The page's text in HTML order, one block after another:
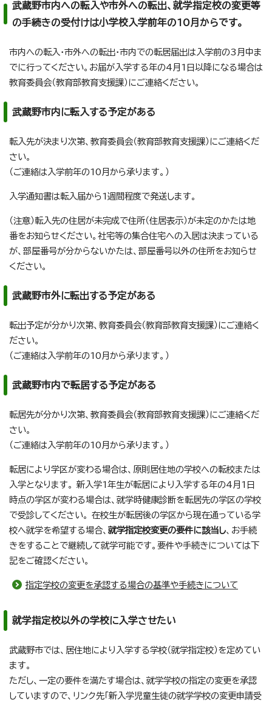
武蔵野市内への転入や市外への転出、就学指定校の変更等
の手続きの受付けは小学校入学前年の10月からです。
市内への転入・市外への転出・市内での転居届出は入学前の3月中ま
でに行ってください。お届が入学する年の4月1日以降になる場合は
教育委員会（教育部教育支援課）にご連絡ください。
武蔵野市内に転入する予定がある
転入先が決まり次第、教育委員会（教育部教育支援課）にご連絡くだ
さい。
（ご連絡は入学前年の10月から承ります。）
入学通知書は転入届から1週間程度で発送します。
（注意）転入先の住居が未完成で住所（住居表示）が未定のかたは地
番をお知らせください。社宅等の集合住宅への入居は決まっている
が、部屋番号が分からないかたは、部屋番号以外の住所をお知らせ
ください。
武蔵野市外に転出する予定がある
転出予定が分かり次第、教育委員会（教育部教育支援課）にご連絡く
ださい。
（ご連絡は入学前年の10月から承ります。）
武蔵野市内で転居する予定がある
転居先が分かり次第、教育委員会（教育部教育支援課）にご連絡くだ
さい。
（ご連絡は入学前年の10月から承ります。）
転居により学区が変わる場合は、原則居住地の学校への転校または
入学となります。 新入学1年生が転居により入学する年の4月1日
時点の学区が変わる場合は、就学時健康診断を転居先の学区の学校
で受診してください。 在校生が転居後の学区から現在通っている学
校へ就学を希望する場合、 就学指定校変更の要件に該当し、お手続
きをすることで継続して就学可能です。要件や手続きについては下
記をご確認ください。
指定学校の変更を承認する場合の基準や手続きについて
就学指定校以外の学校に入学させたい
武蔵野市では、居住地により入学する学校（就学指定校）を定めてい
ます。
ただし、一定の要件を満たす場合は、就学学校の指定の変更を承認
していますので、リンク先「新入学児童生徒の就学学校の変更申請受